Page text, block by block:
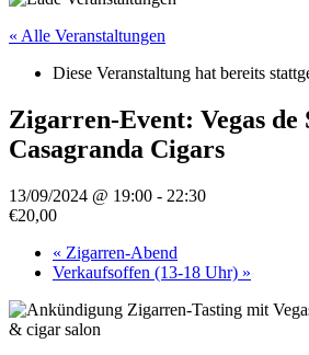
« Alle Veranstaltungen
Diese Veranstaltung hat bereits
Zigarren-Event: Vegas de
Casagranda Cigars
13/09/2024 @ 19:00 - 22:30
€20,00
« Zigarren-Abend
Verkaufsoffen (13-18 Uhr) »